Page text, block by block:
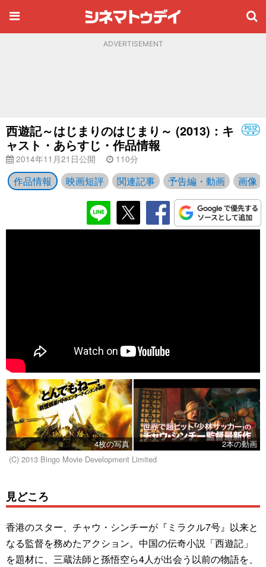
ADVERTISEMENT
西遊記～はじまりのはじまり～ (2013)：キ
ャスト・あらすじ・作品情報
2014年11月21日公開 110分
作品情報 映画短評 関連記事 予告編・動画 画像
4枚の写真
2本の動画
(C) 2013 Bingo Movie Development Limited
見どころ
香港のスター、チャウ・シンチーが『ミラクル7号』以来と
なる監督を務めたアクション。中国の伝奇小説「西遊記」
を題材に、三蔵法師と孫悟空ら4人が出会う以前の物語を、